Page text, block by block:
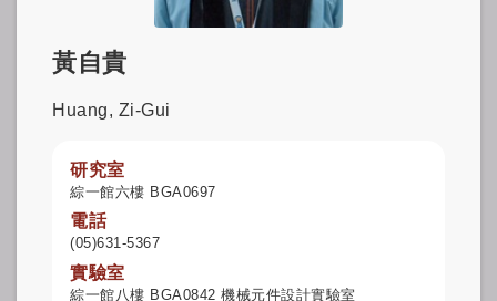
黃自貴
Huang, Zi-Gui
研究室
綜一館六樓 BGA0697
電話
(05)631-5367
實驗室
綜一館八樓 BGA0842 機械元件設計實驗室